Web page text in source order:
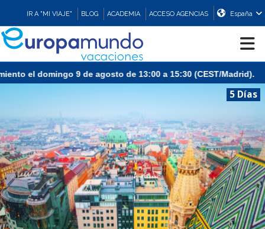
IR A "MI VIAJE" BLOG ACADEMIA ACCESO AGENCIAS España
CRUCEROS
EUROPA
ASIA
ORIENTE
PROMOCIONES
5 Días